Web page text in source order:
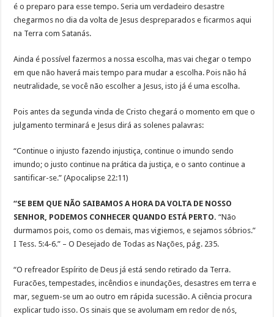
é o preparo para esse tempo. Seria um verdadeiro desastre
chegarmos no dia da volta de Jesus despreparados e ficarmos aqui
na Terra com Satanás.
Ainda é possível fazermos a nossa escolha, mas vai chegar o tempo
em que não haverá mais tempo para mudar a escolha. Pois não há
neutralidade, se você não escolher a Jesus, isto já é uma escolha.
Pois antes da segunda vinda de Cristo chegará o momento em que o
julgamento terminará e Jesus dirá as solenes palavras:
“Continue o injusto fazendo injustiça, continue o imundo sendo
imundo; o justo continue na prática da justiça, e o santo continue a
santificar-se.” (Apocalipse 22:11)
“SE BEM QUE NÃO SAIBAMOS A HORA DA VOLTA DE NOSSO
SENHOR, PODEMOS CONHECER QUANDO ESTÁ PERTO. “Não
durmamos pois, como os demais, mas vigiemos, e sejamos sóbrios.”
I Tess. 5:4-6.” – O Desejado de Todas as Nações, pág. 235.
“O refreador Espírito de Deus já está sendo retirado da Terra.
Furacões, tempestades, incêndios e inundações, desastres em terra e
mar, seguem-se um ao outro em rápida sucessão. A ciência procura
explicar tudo isso. Os sinais que se avolumam em redor de nós,